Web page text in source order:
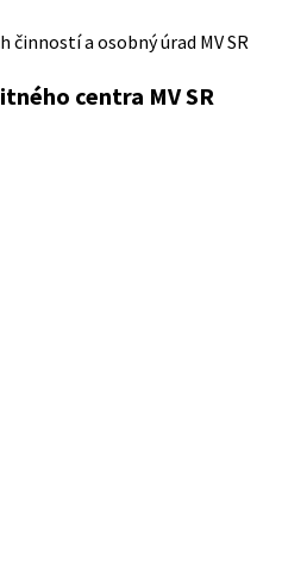
činností a osobný úrad MV SR
centra MV SR